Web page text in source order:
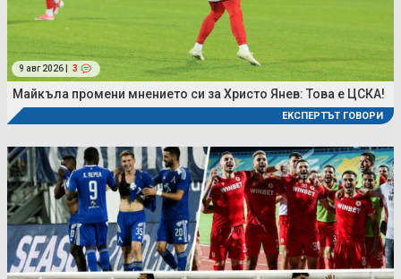
9 авг 2026 | 3
Майкъла промени мнението си за Христо Янев: Това е ЦСКА!
ЕКСПЕРТЪТ ГОВОРИ